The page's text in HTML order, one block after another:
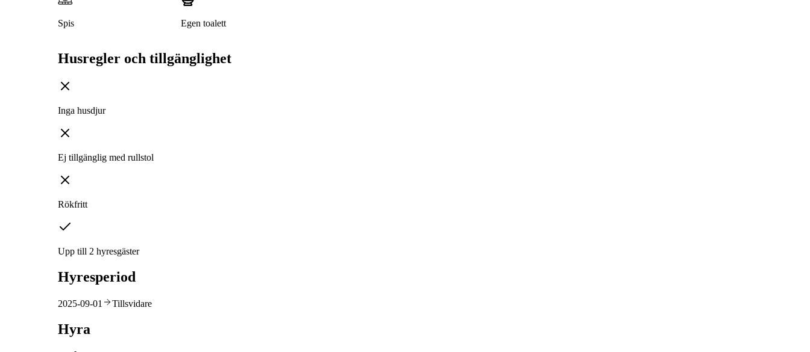
Spis Egen toalett
Husregler och tillgänglighet
Inga husdjur
Ej tillgänglig med rullstol
Rökfritt
Upp till 2 hyresgäster
Hyresperiod
2025-09-01 Tillsvidare
Hyra